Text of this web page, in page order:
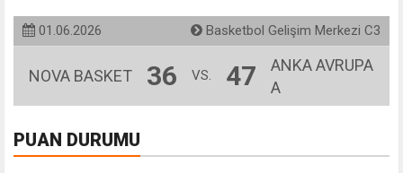
01.06.2026 Basketbol Gelişim Merkezi C3
NOVA BASKET 36 VS. 47
ANKA AVRUPA
A
PUAN DURUMU